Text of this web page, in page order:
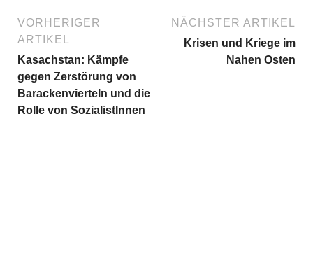
VORHERIGER
ARTIKEL
Kasachstan: Kämpfe
gegen Zerstörung von
Barackenvierteln und die
Rolle von SozialistInnen
NÄCHSTER ARTIKEL
Krisen und Kriege im
Nahen Osten